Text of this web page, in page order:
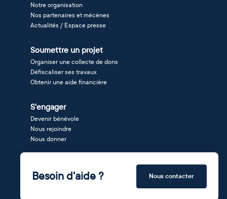
Notre organisation
Nos partenaires et mécènes
Actualités / Espace presse
Soumettre un projet
Organiser une collecte de dons
Défiscaliser ses travaux
Obtenir une aide financière
S'engager
Devenir bénévole
Nous rejoindre
Nous donner
Besoin d'aide ? Nous contacter